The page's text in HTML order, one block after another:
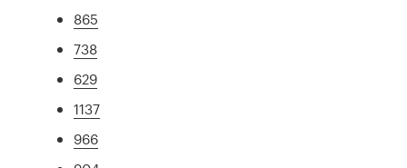
865
738
629
1137
966